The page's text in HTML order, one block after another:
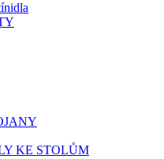
KE STOLŮM